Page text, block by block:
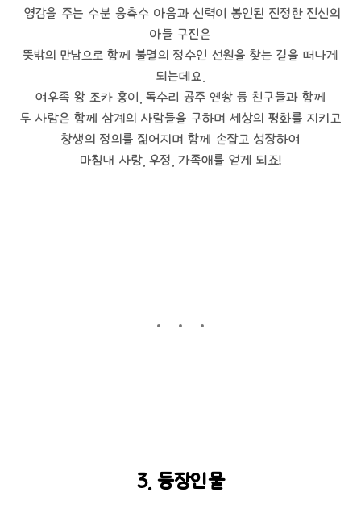
영감을 주는 수분 응축수 아음과 신력이 봉인된 진정한 진신의
아들 구진은
뜻밖의 만남으로 함께 불멸의 정수인 선원을 찾는 길을 떠나게
되는데요.
여우족 왕 조카 홍이, 독수리 공주 옌솽 등 친구들과 함께
두 사람은 함께 삼계의 사람들을 구하며 세상의 평화를 지키고
창생의 정의를 짊어지며 함께 손잡고 성장하여
마침내 사랑, 우정, 가족애를 얻게 되죠!
3. 등장인물